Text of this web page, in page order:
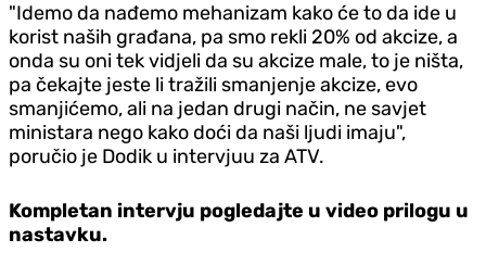
"Idemo da nađemo mehanizam kako će to da ide u
korist naših građana, pa smo rekli 20% od akcize, a
onda su oni tek vidjeli da su akcize male, to je ništa,
pa čekajte jeste li tražili smanjenje akcize, evo
smanjićemo, ali na jedan drugi način, ne savjet
ministara nego kako doći da naši ljudi imaju",
poručio je Dodik u intervjuu za ATV.
Kompletan intervju pogledajte u video prilogu u
nastavku.